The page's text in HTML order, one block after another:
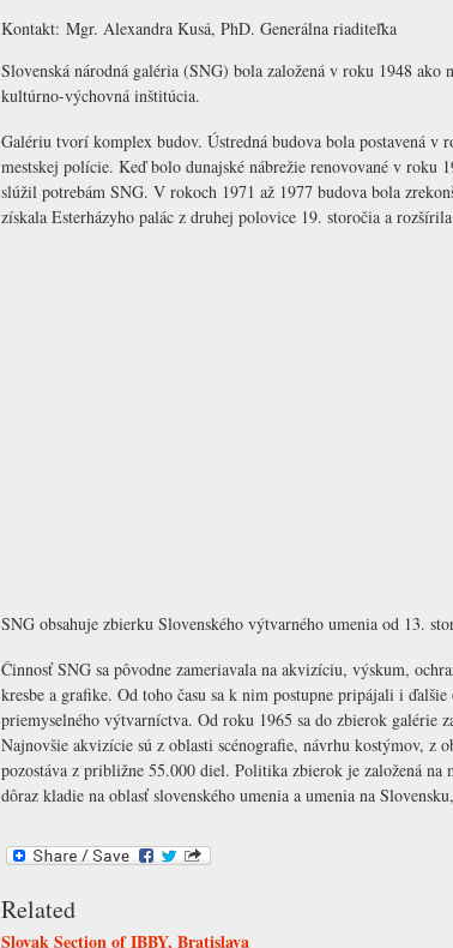
Kontakt: Mgr. Alexandra Kusá, PhD. Generálna riaditeľka
Slovenská národná galéria (SNG) bola založená v roku 1948 ako
kultúrno-výchovná inštitúcia.
Galériu tvorí komplex budov. Ústredná budova bola postavená v
mestskej polície. Keď bolo dunajské nábrežie renovované v
slúžil potrebám SNG. V rokoch 1971 až 1977 budova bola
získala Esterházyho palác z druhej polovice 19. storočia a
SNG obsahuje zbierku Slovenského výtvarného umenia od 13.
Činnosť SNG sa pôvodne zameriavala na akvizíciu, výskum,
kresbe a grafike. Od toho času sa k nim postupne pripájali i
priemyselného výtvarníctva. Od roku 1965 sa do zbierok galérie
Najnovšie akvizície sú z oblasti scénografie, návrhu kostýmov,
pozostáva z približne 55.000 diel. Politika zbierok je založená
dôraz kladie na oblasť slovenského umenia a umenia na
Related
Slovak Section of IBBY, Bratislava